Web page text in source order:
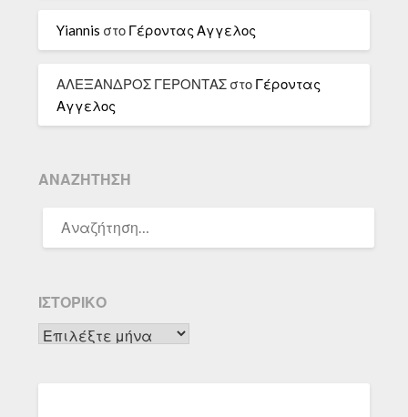
Yiannis στο Γέροντας Αγγελος
ΑΛΕΞΑΝΔΡΟΣ ΓΕΡΟΝΤΑΣ στο Γέροντας
Αγγελος
ΑΝΑΖΉΤΗΣΗ
ΓΙΑ:
ΙΣΤΟΡΙΚΌ
Ιστορικό